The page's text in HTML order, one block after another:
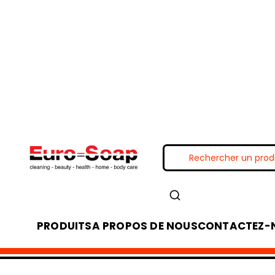
PRODUITSA PROPOS DE NOUSCONTACTEZ-